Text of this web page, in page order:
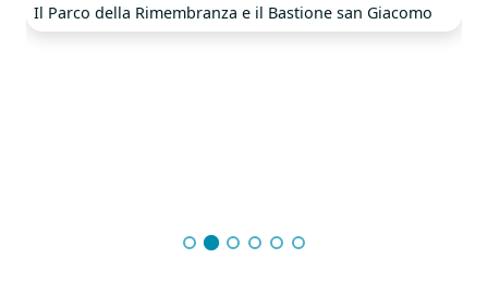
Il Parco della Rimembranza e il Bastione san Giacomo